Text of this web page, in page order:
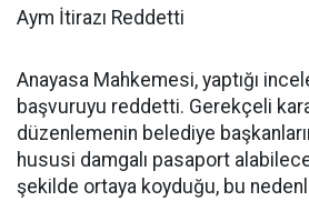
Aym İtirazı Reddetti
Anayasa Mahkemesi, yaptığı
başvuruyu reddetti. Gerekçeli
düzenlemenin belediye
hususi damgalı pasaport
şekilde ortaya koyduğu, bu